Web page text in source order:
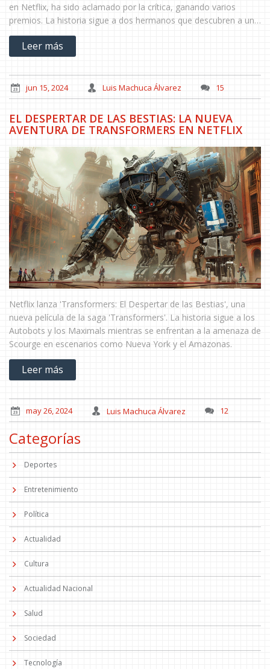
en Netflix, ha sido aclamado por la crítica, ganando varios
premios. La historia sigue a dos hermanos que descubren a un
hombre poseído por un demonio en un pueblo rural remoto,
desatando el caos y la destrucción.
Leer más
jun 15, 2024 Luis Machuca Álvarez 15
EL DESPERTAR DE LAS BESTIAS: LA NUEVA
AVENTURA DE TRANSFORMERS EN NETFLIX
Netflix lanza 'Transformers: El Despertar de las Bestias', una
nueva película de la saga 'Transformers'. La historia sigue a los
Autobots y los Maximals mientras se enfrentan a la amenaza de
Scourge en escenarios como Nueva York y el Amazonas.
Leer más
may 26, 2024 Luis Machuca Álvarez 12
Categorías
Deportes
Entretenimiento
Política
Actualidad
Cultura
Actualidad Nacional
Salud
Sociedad
Tecnología